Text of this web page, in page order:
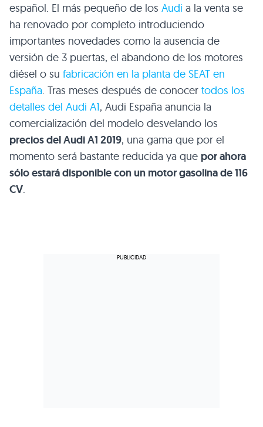
español. El más pequeño de los Audi a la venta se
ha renovado por completo introduciendo
importantes novedades como la ausencia de
versión de 3 puertas, el abandono de los motores
diésel o su fabricación en la planta de SEAT en
España. Tras meses después de conocer todos los
detalles del Audi A1, Audi España anuncia la
comercialización del modelo desvelando los
precios del Audi A1 2019, una gama que por el
momento será bastante reducida ya que por ahora
sólo estará disponible con un motor gasolina de 116
CV.